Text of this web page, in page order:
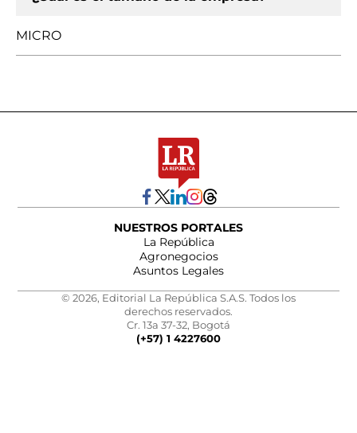
MICRO
NUESTROS PORTALES
La República
Agronegocios
Asuntos Legales
© 2026, Editorial La República S.A.S. Todos los
derechos reservados.
Cr. 13a 37-32, Bogotá
(+57) 1 4227600